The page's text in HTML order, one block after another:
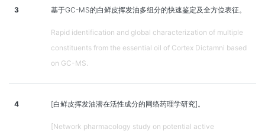
3 基于GC-MS的白鲜皮挥发油多组分的快速鉴定及全方位表征。
Rapid identification and global characterization of multiple
constituents from the essential oil of Cortex Dictamni based
on GC-MS.
4 [白鲜皮挥发油潜在活性成分的网络药理学研究]。
[Network pharmacology study on potential active